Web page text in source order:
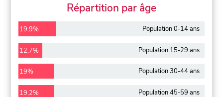
Répartition par âge
19,9% Population 0-14 ans
12,7% Population 15-29 ans
19% Population 30-44 ans
19,2% Population 45-59 ans